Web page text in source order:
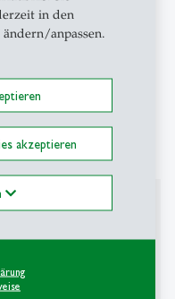
in den
anpassen.
akzeptieren
Flughafen
Kartause Ittingen
und Ferienhotellerie
und
und